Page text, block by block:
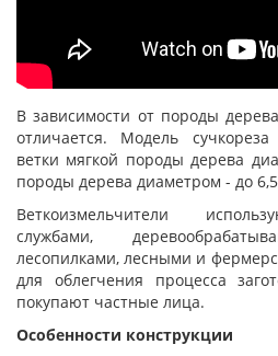
В зависимости от породы
отличается. Модель
ветки мягкой породы дерева
породы дерева диаметром - до
Веткоизмельчители
службами,
лесопилками, лесными и
для облегчения процесса
покупают частные лица.
Особенности конструкции